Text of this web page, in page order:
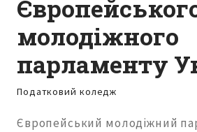
молодіжного
парламенту
Податковий коледж
Європейський молодіжний